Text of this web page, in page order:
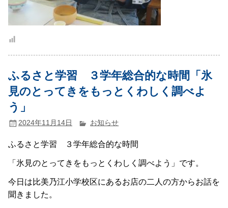
ふるさと学習 ３学年総合的な時間「氷
見のとってきをもっとくわしく調べよ
う」
2024年11月14日 お知らせ
ふるさと学習 ３学年総合的な時間
「氷見のとってきをもっとくわしく調べよう」です。
今日は比美乃江小学校区にあるお店の二人の方からお話を
聞きました。